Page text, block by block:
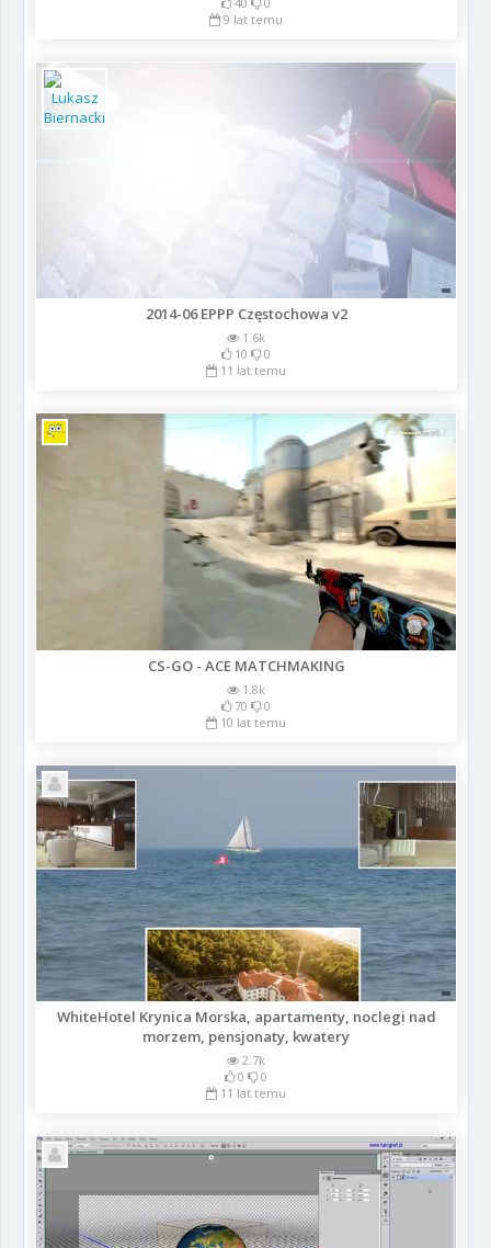
9 lat temu
2014-06 EPPP Częstochowa v2
1.6k
10
0
11 lat temu
CS-GO - ACE MATCHMAKING
1.8k
70
0
10 lat temu
WhiteHotel Krynica Morska, apartamenty, noclegi nad
morzem, pensjonaty, kwatery
2.7k
0
0
11 lat temu